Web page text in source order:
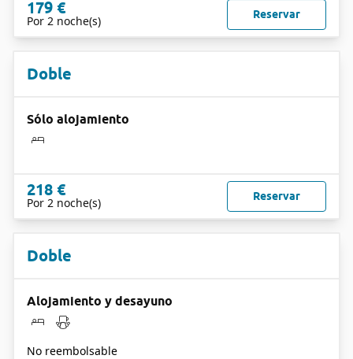
179 €
Por 2 noche(s) Reservar
Doble
Sólo alojamiento
218 €
Por 2 noche(s) Reservar
Doble
Alojamiento y desayuno
No reembolsable